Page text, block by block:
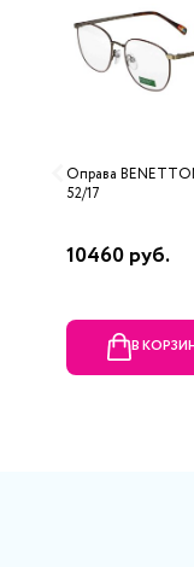
Оправа
52/17
10460 руб.
В